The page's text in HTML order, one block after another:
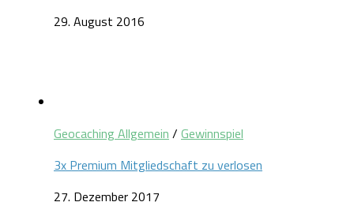
29. August 2016
Geocaching Allgemein / Gewinnspiel
3x Premium Mitgliedschaft zu verlosen
27. Dezember 2017